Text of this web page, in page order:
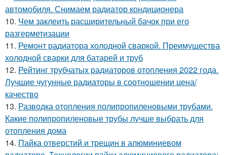
автомобиля. Снимаем радиатор кондиционера
10. Чем заклеить расширительный бачок при его
разгерметизации
11. Ремонт радиатора холодной сваркой. Преимущества
холодной сварки для батарей и труб
12. Рейтинг трубчатых радиаторов отопления 2022 года.
Лучшие чугунные радиаторы в соотношении цена/
качество
13. Разводка отопления полипропиленовыми трубами.
Какие полипропиленовые трубы лучше выбрать для
отопления дома
14. Пайка отверстий и трещин в алюминиевом